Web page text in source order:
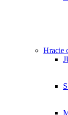
Hracie